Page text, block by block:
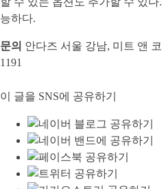
능하다.
문의 안다즈 서울 강남, 미트 앤
1191
이 글을 SNS에 공유하기